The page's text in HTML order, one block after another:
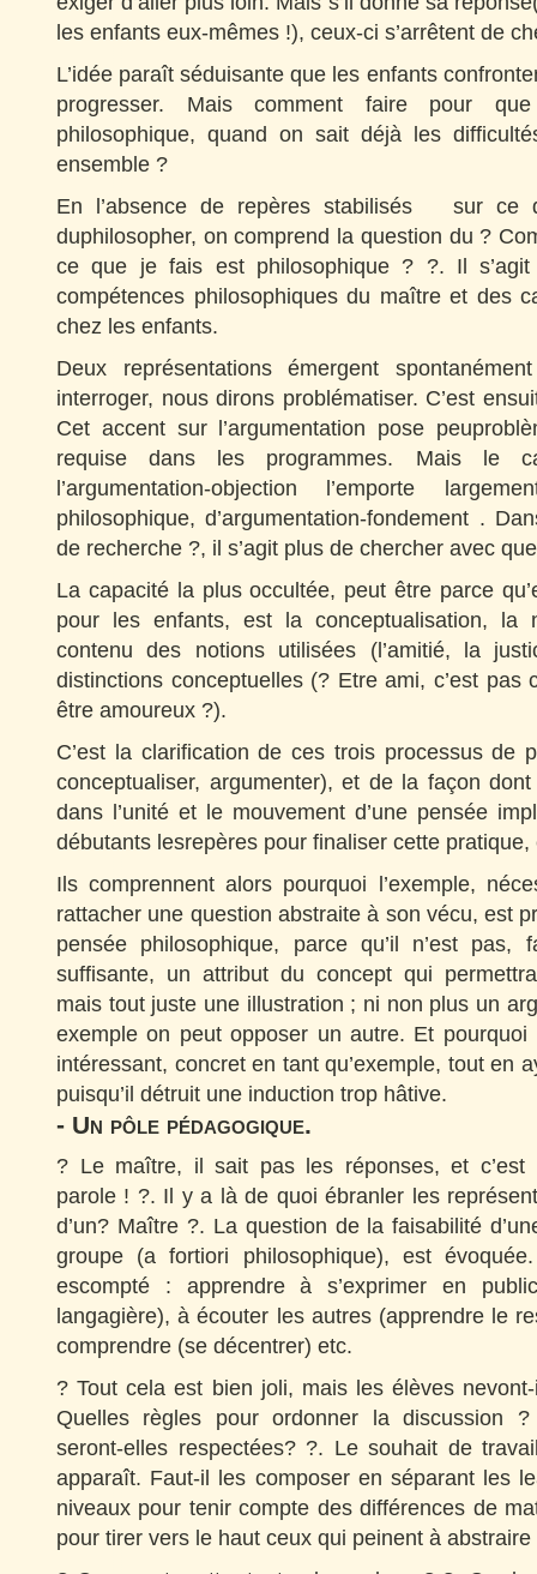
les enfants eux-mêmes !), ceux-ci s’arrêtent de
L’idée paraît séduisante que les enfants
progresser. Mais comment faire pour
philosophique, quand on sait déjà les
ensemble ?
En l’absence de repères stabilisés sur ce
duphilosopher, on comprend la question du ?
ce que je fais est philosophique ? ?. Il
compétences philosophiques du maître et des
chez les enfants.
Deux représentations émergent
interroger, nous dirons problématiser. C’est
Cet accent sur l’argumentation pose
requise dans les programmes. Mais le
l’argumentation-objection l’emporte
philosophique, d’argumentation-fondement .
de recherche ?, il s’agit plus de chercher avec
La capacité la plus occultée, peut être parce
pour les enfants, est la conceptualisation, la
contenu des notions utilisées (l’amitié, la
distinctions conceptuelles (? Etre ami, c’est pas
être amoureux ?).
C’est la clarification de ces trois processus de
conceptualiser, argumenter), et de la façon dont
dans l’unité et le mouvement d’une pensée
débutants lesrepères pour finaliser cette pratique,
Ils comprennent alors pourquoi l’exemple,
rattacher une question abstraite à son vécu, est
pensée philosophique, parce qu’il n’est pas,
suffisante, un attribut du concept qui
mais tout juste une illustration ; ni non plus un
exemple on peut opposer un autre. Et pourquoi
intéressant, concret en tant qu’exemple, tout en
puisqu’il détruit une induction trop hâtive.
- Un pôle pédagogique.
? Le maître, il sait pas les réponses, et
parole ! ?. Il y a là de quoi ébranler les
d’un? Maître ?. La question de la faisabilité
groupe (a fortiori philosophique), est
escompté : apprendre à s’exprimer en
langagière), à écouter les autres (apprendre le
comprendre (se décentrer) etc.
? Tout cela est bien joli, mais les élèves
Quelles règles pour ordonner la discussion
seront-elles respectées? ?. Le souhait de
apparaît. Faut-il les composer en séparant les
niveaux pour tenir compte des différences de
pour tirer vers le haut ceux qui peinent à abstraire